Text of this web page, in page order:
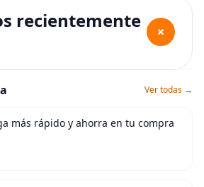
recientemente
+
Ver todas →
más rápido y ahorra en tu compra